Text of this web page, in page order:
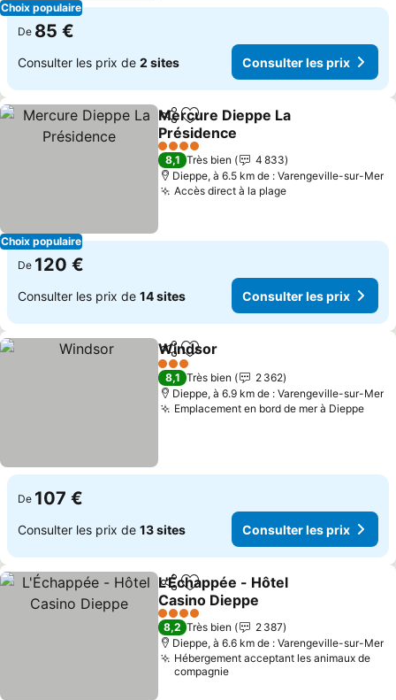
Choix populaire
De 85 €
Consulter les prix de 2 sites Consulter les prix
Choix populaire
PartagerAjouter à mes favoris
Mercure Dieppe La
Présidence
4 Étoiles
8,1 Très bien
4 833
Dieppe, à 6.5 km de : Varengeville-sur-Mer
Accès direct à la plage
De 120 €
Consulter les prix de 14 sites Consulter les prix
PartagerAjouter à mes favoris
Windsor
3 Étoiles
8,1 Très bien
2 362
Dieppe, à 6.9 km de : Varengeville-sur-Mer
Emplacement en bord de mer à Dieppe
De 107 €
Consulter les prix de 13 sites Consulter les prix
PartagerAjouter à mes favoris
L'Échappée - Hôtel
Casino Dieppe
4 Étoiles
8,2 Très bien
2 387
Dieppe, à 6.6 km de : Varengeville-sur-Mer
Hébergement acceptant les animaux de
compagnie